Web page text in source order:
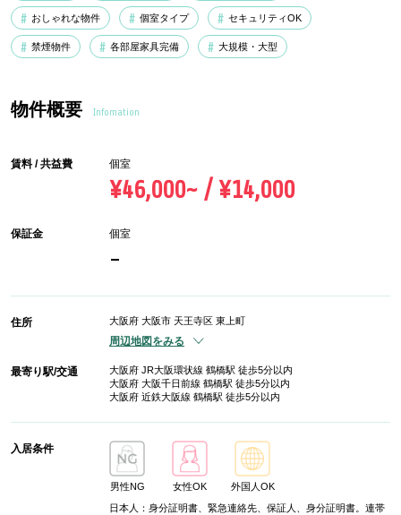
おしゃれな物件 個室タイプ セキュリティOK
禁煙物件 各部屋家具完備 大規模・大型
物件概要 Infomation
賃料 / 共益費 個室
¥46,000~ / ¥14,000
保証金 個室
-
住所 大阪府 大阪市 天王寺区 東上町
周辺地図をみる
最寄り駅/交通
大阪府 JR大阪環状線 鶴橋駅 徒歩5分以内
大阪府 大阪千日前線 鶴橋駅 徒歩5分以内
大阪府 近鉄大阪線 鶴橋駅 徒歩5分以内
入居条件
男性NG 女性OK
外国人OK
日本人：身分証明書、緊急連絡先、保証人、身分証明書。連帯